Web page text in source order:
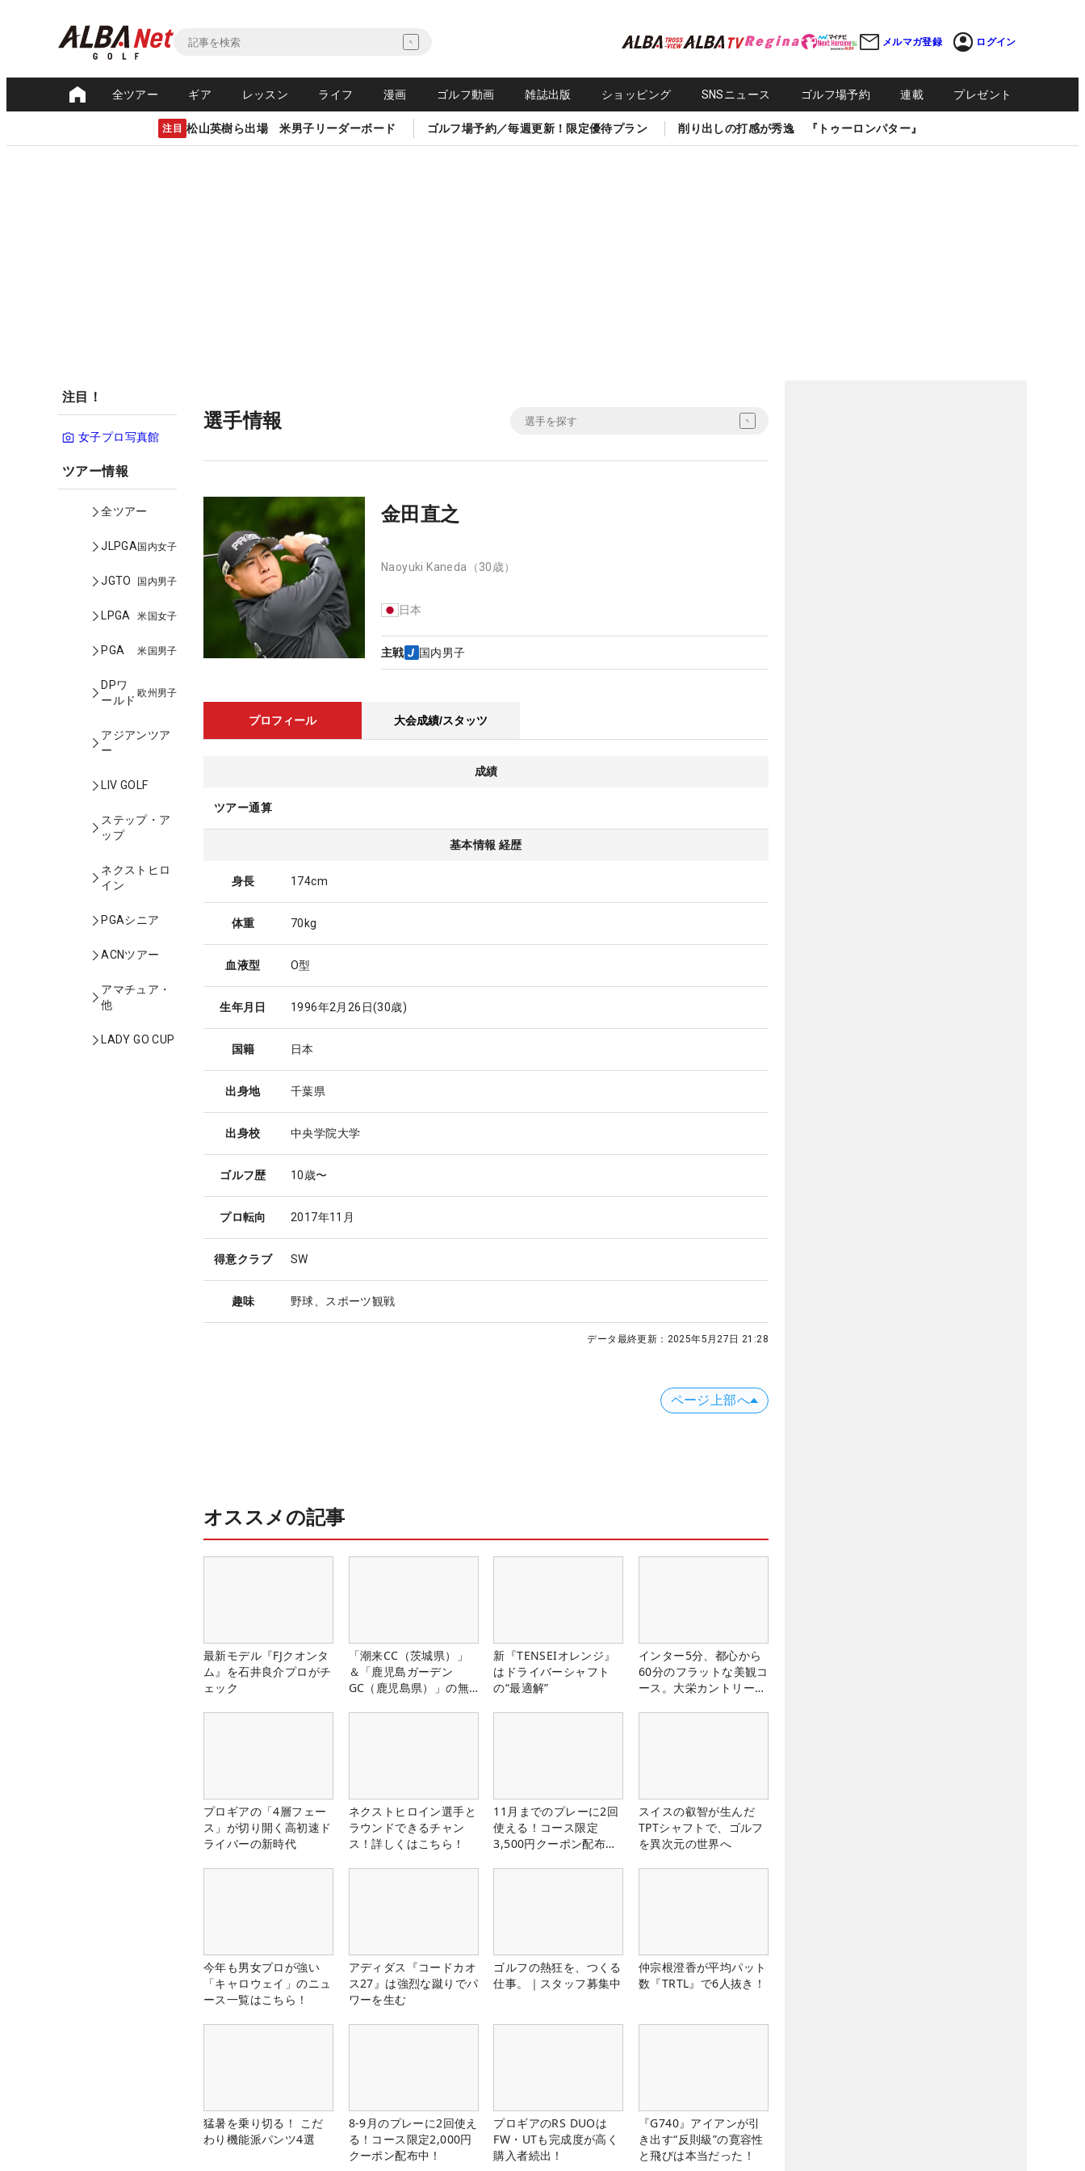
メルマガ登録 ログイン
全ツアー ギア レッスン ライフ 漫画 ゴルフ動画 雑誌出版 ショッピング SNSニュース ゴルフ場予約 連載 プレゼント
注目 松山英樹ら出場 米男子リーダーボード ゴルフ場予約／毎週更新！限定優待プラン 削り出しの打感が秀逸 『トゥーロンパター』
注目！
女子プロ写真館
ツアー情報
全ツアー
JLPGA国内女子
JGTO 国内男子
LPGA 米国女子
PGA 米国男子
DPワ
ールド
欧州男子
アジアンツア
ー
LIV GOLF
ステップ・ア
ップ
ネクストヒロ
イン
PGAシニア
ACNツアー
アマチュア・
他
LADY GO CUP
選手情報
金田直之
Naoyuki Kaneda （30歳）
日本
主戦 国内男子
プロフィール 大会成績/スタッツ
成績
ツアー通算
基本情報 経歴
身長 174cm
体重 70kg
血液型 O型
生年月日 1996年2月26日(30歳)
国籍 日本
出身地 千葉県
出身校 中央学院大学
ゴルフ歴 10歳〜
プロ転向 2017年11月
得意クラブ SW
趣味 野球、スポーツ観戦
データ最終更新： 2025年5月27日 21:28
ページ上部へ
オススメの記事
最新モデル『FJクオンタ
ム』を石井良介プロがチ
ェック
「潮来CC（茨城県）」
＆「鹿児島ガーデン
GC（鹿児島県）」の無
新『TENSEIオレンジ』
はドライバーシャフト
の“最適解”
インター5分、都心から
60分のフラットな美観コ
ース。大栄カントリー俱
プロギアの「4層フェー
ス」が切り開く高初速ド
ライバーの新時代
ネクストヒロイン選手と
ラウンドできるチャン
ス！詳しくはこちら！
11月までのプレーに2回
使える！コース限定
3,500円クーポン配布
スイスの叡智が生んだ
TPTシャフトで、ゴルフ
を異次元の世界へ
今年も男女プロが強い
「キャロウェイ」のニュ
ース一覧はこちら！
アディダス『コードカオ
ス27』は強烈な蹴りでパ
ワーを生む
ゴルフの熱狂を、つくる
仕事。｜スタッフ募集中
仲宗根澄香が平均パット
数『TRTL』で6人抜き！
猛暑を乗り切る！ こだ
わり機能派パンツ4選
8-9月のプレーに2回使え
る！コース限定2,000円
クーポン配布中！
プロギアのRS DUOは
FW・UTも完成度が高く
購入者続出！
『G740』アイアンが引
き出す“反則級”の寛容性
と飛びは本当だった！